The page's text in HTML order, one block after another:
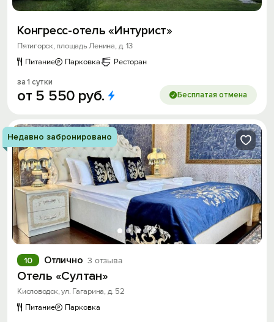
Конгресс-отель «Интурист»
Пятигорск, площадь Ленина, д. 13
Питание
Парковка Ресторан
за 1 сутки
от 5 550 руб. Бесплатая отмена
Недавно забронировано
Отлично 3 отзыва
10
Отель «Султан»
Кисловодск, ул. Гагарина, д. 52
Питание
Парковка